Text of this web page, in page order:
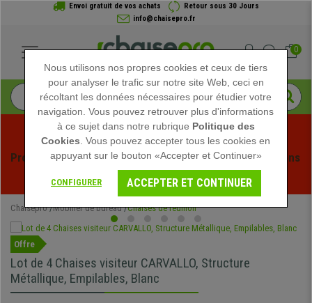
Envoi gratuit de vos achats
Retour sous 30 Jours
info@chaisepro.fr
0
Profitez des soldes d'été chez Chaisepro ! Des réductions
exclusives pour une durée limitée - Voir l'offre
Chaisepro Mobilier de bureau Chaises de réunion
Offre
Lot de 4 Chaises visiteur CARVALLO, Structure
Métallique, Empilables, Blanc
Nous utilisons nos propres cookies et ceux de tiers
pour analyser le trafic sur notre site Web, ceci en
récoltant les données nécessaires pour étudier votre
navigation. Vous pouvez retrouver plus d'informations
à ce sujet dans notre rubrique Politique des
Cookies . Vous pouvez accepter tous les cookies en
appuyant sur le bouton «Accepter et Continuer»
CONFIGURER ACCEPTER ET CONTINUER